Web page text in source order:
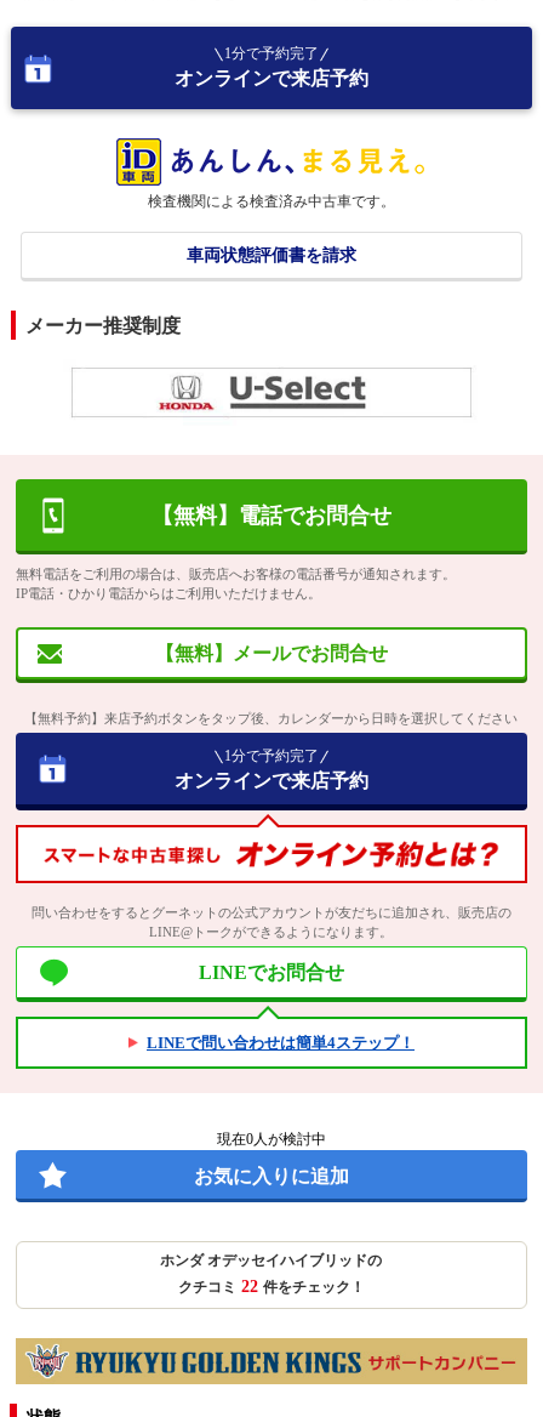
1分で予約完了
オンラインで来店予約
検査機関による検査済み中古車です。
車両状態評価書を請求
メーカー推奨制度
【無料】電話でお問合せ
無料電話をご利用の場合は、販売店へお客様の電話番号が通知されます。
IP電話・ひかり電話からはご利用いただけません。
【無料】メールでお問合せ
【無料予約】来店予約ボタンをタップ後、カレンダーから日時を選択してください
1分で予約完了
オンラインで来店予約
問い合わせをするとグーネットの公式アカウントが友だちに追加され、販売店の
LINE@トークができるようになります。
LINEでお問合せ
LINEで問い合わせは簡単4ステップ！
現在0人が検討中
お気に入りに追加
ホンダ オデッセイハイブリッドの
クチコミ 22 件をチェック！